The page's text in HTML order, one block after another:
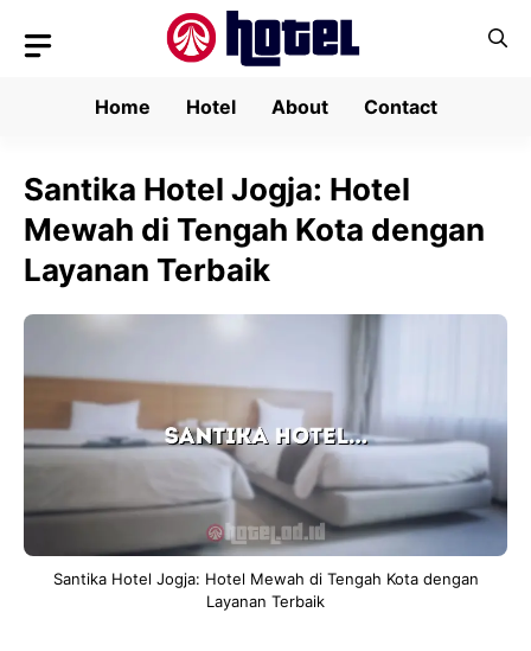
Home
Hotel About Contact
Santika Hotel Jogja: Hotel
Mewah di Tengah Kota dengan
Layanan Terbaik
Santika Hotel Jogja: Hotel Mewah di Tengah Kota dengan
Layanan Terbaik